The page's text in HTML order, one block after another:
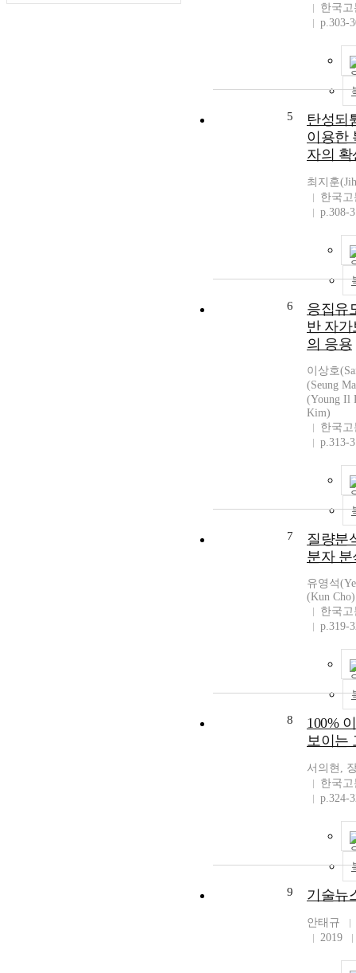
한국
p.303-
5
탄성되
이용한
자의 확
최지훈
한국
p.308-
6
응집유
반 자
의 응용
이상호
(Seung
(Young Il
Kim)
한국
p.313-
7
질량분
분자 분
유영석
(Kun Cho)
한국
p.319-
8
100%
보이는
서의현,
한국
p.324-
9 기술뉴
안태규
2019